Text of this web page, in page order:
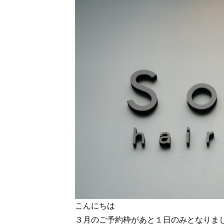
こんにちは
３月のご予約枠があと１日のみとなりま